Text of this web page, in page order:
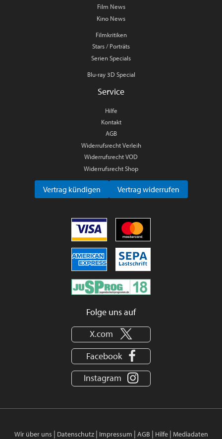
Film News
Kino News
Filmkritiken
Stars / Porträts
Serien Specials
Blu-ray 3D Special
Service
Hilfe
Kontakt
AGB
Widerrufsrecht Verleih
Widerrufsrecht VOD
Widerrufsrecht Shop
Vertrag kündigen Vertrag widerrufen
Folge uns auf
X.com
Facebook
Instagram
Wir über uns | Datenschutz| Impressum | AGB | Hilfe| Mediadaten